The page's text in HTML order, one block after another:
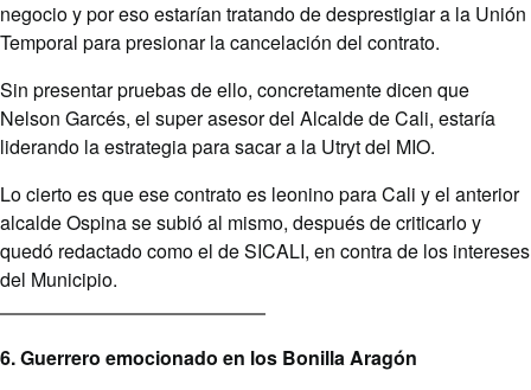
negocio y por eso estarían tratando de desprestigiar a la Unión
Temporal para presionar la cancelación del contrato.
Sin presentar pruebas de ello, concretamente dicen que
Nelson Garcés, el super asesor del Alcalde de Cali, estaría
liderando la estrategia para sacar a la Utryt del MIO.
Lo cierto es que ese contrato es leonino para Cali y el anterior
alcalde Ospina se subió al mismo, después de criticarlo y
quedó redactado como el de SICALI, en contra de los intereses
del Municipio.
6. Guerrero emocionado en los Bonilla Aragón